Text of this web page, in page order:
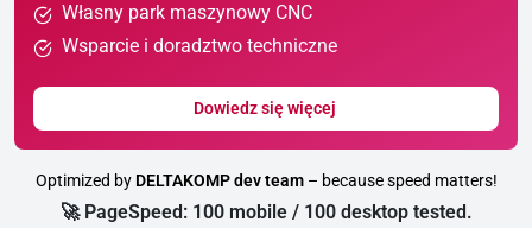
Własny park maszynowy CNC
Wsparcie i doradztwo techniczne
Dowiedz się więcej
Optimized by DELTAKOMP dev team– because speed matters!
🚀 PageSpeed: 100 mobile / 100 desktop tested.